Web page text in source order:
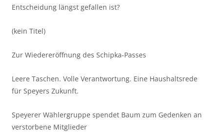
Entscheidung längst gefallen ist?
(kein Titel)
Zur Wiedereröffnung des Schipka-Passes
Leere Taschen. Volle Verantwortung. Eine Haushaltsrede
für Speyers Zukunft.
Speyerer Wählergruppe spendet Baum zum Gedenken an
verstorbene Mitglieder